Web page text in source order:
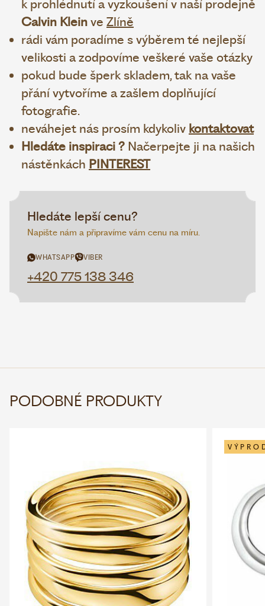
k prohlédnutí a vyzkoušení v naší prodejně
Calvin Klein ve Zlíně
rádi vám poradíme s výběrem té nejlepší
velikosti a zodpovíme veškeré vaše otázky
pokud bude šperk skladem, tak na vaše
přání vytvoříme a zašlem doplňující
fotografie.
neváhejet nás prosím kdykoliv kontaktovat
Hledáte inspiraci ? Načerpejte ji na našich
nástěnkách PINTEREST
Hledáte lepší cenu?
Napište nám a připravíme vám cenu na míru.
WHATSAPP VIBER
+420 775 138 346
PODOBNÉ PRODUKTY